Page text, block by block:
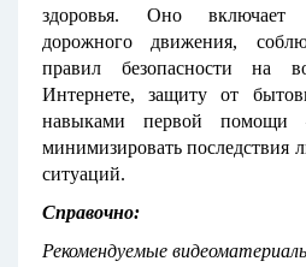
здоровья. Оно включает
дорожного движения,
правил безопасности на
Интернете, защиту от
навыками первой помощи
минимизировать последствия
ситуаций.
Справочно:
Рекомендуемые